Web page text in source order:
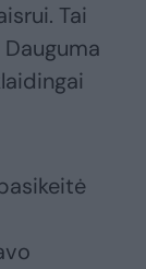
Tai